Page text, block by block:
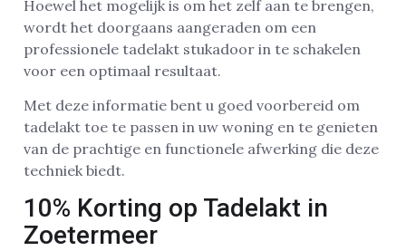
Hoewel het mogelijk is om het zelf aan te brengen,
wordt het doorgaans aangeraden om een
professionele tadelakt stukadoor in te schakelen
voor een optimaal resultaat.
Met deze informatie bent u goed voorbereid om
tadelakt toe te passen in uw woning en te genieten
van de prachtige en functionele afwerking die deze
techniek biedt.
10% Korting op Tadelakt in
Zoetermeer